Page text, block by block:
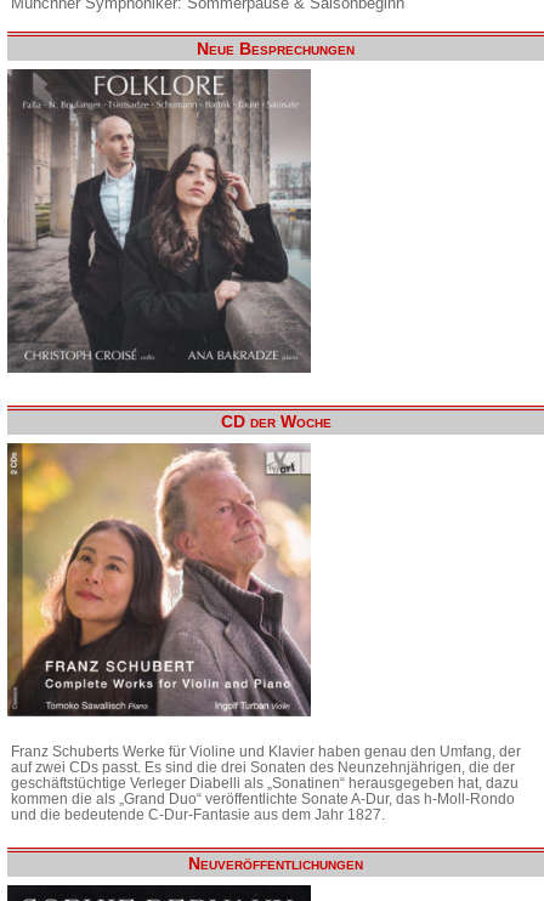
Neue Besprechungen
CD der Woche
Franz Schuberts Werke für Violine und Klavier haben genau den Umfang, der
auf zwei CDs passt. Es sind die drei Sonaten des Neunzehnjährigen, die der
geschäftstüchtige Verleger Diabelli als „Sonatinen“ herausgegeben hat, dazu
kommen die als „Grand Duo“ veröffentlichte Sonate A-Dur, das h-Moll-Rondo
und die bedeutende C-Dur-Fantasie aus dem Jahr 1827.
Neuveröffentlichungen